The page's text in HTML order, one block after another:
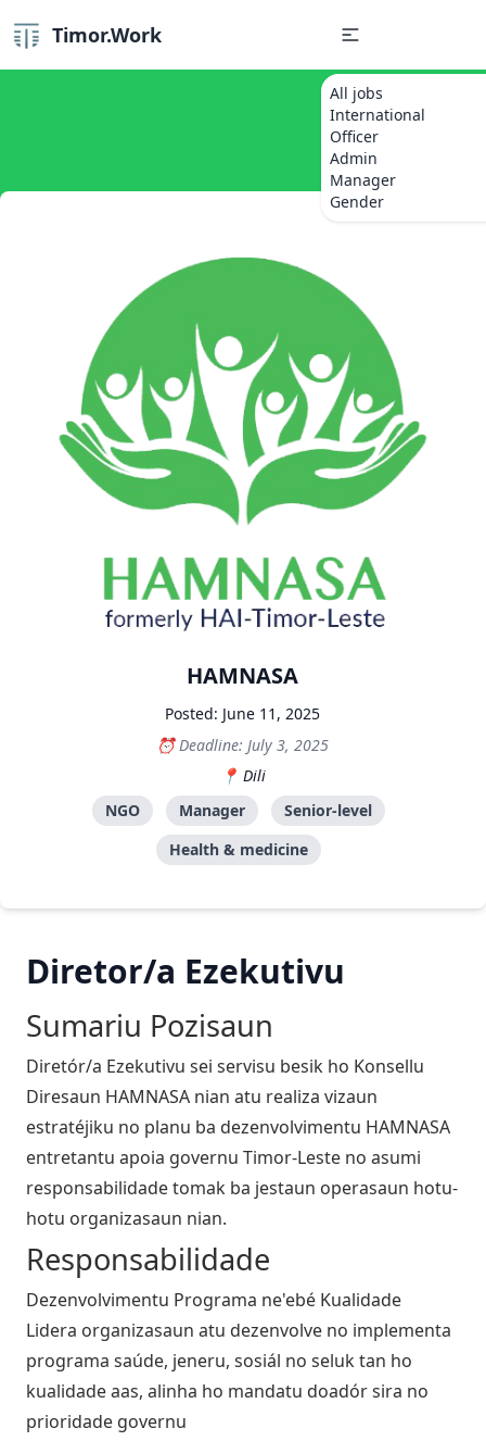
Timor.Work
All jobs
International
Officer
Admin
Manager
Gender
HAMNASA
Posted: June 11, 2025
Deadline: July 3, 2025
Dili
NGO
Manager
Senior-level
Health & medicine
Diretor/a Ezekutivu
Sumariu Pozisaun
Diretór/a Ezekutivu sei servisu besik ho Konsellu
Diresaun HAMNASA nian atu realiza vizaun
estratéjiku no planu ba dezenvolvimentu HAMNASA
entretantu apoia governu Timor-Leste no asumi
responsabilidade tomak ba jestaun operasaun hotu-
hotu organizasaun nian.
Responsabilidade
Dezenvolvimentu Programa ne'ebé Kualidade
Lidera organizasaun atu dezenvolve no implementa
programa saúde, jeneru, sosiál no seluk tan ho
kualidade aas, alinha ho mandatu doadór sira no
prioridade governu